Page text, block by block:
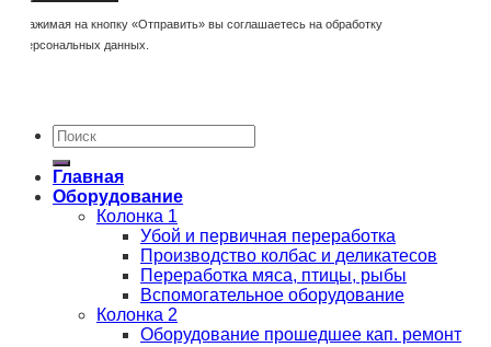
Нажимая на кнопку «Отправить» вы соглашаетесь на обработку
персональных данных.
Главная
Оборудование
Колонка 1
Убой и первичная переработка
Производство колбас и деликатесов
Переработка мяса, птицы, рыбы
Вспомогательное оборудование
Колонка 2
Оборудование прошедшее кап. ремонт